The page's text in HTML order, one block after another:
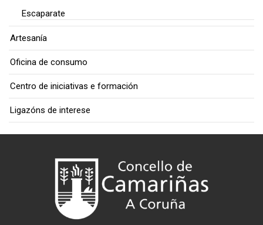
Escaparate
Artesanía
Oficina de consumo
Centro de iniciativas e formación
Ligazóns de interese